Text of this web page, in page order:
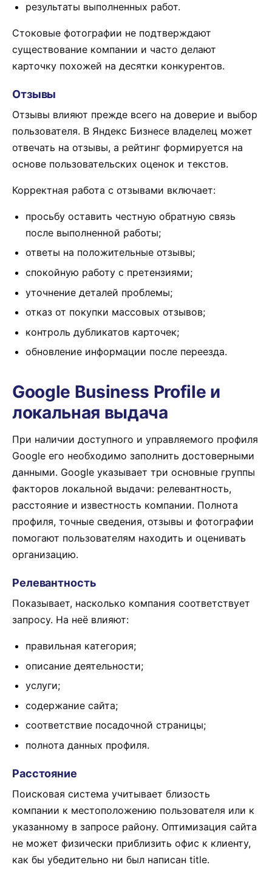
результаты выполненных работ.
Стоковые фотографии не подтверждают
существование компании и часто делают
карточку похожей на десятки конкурентов.
Отзывы
Отзывы влияют прежде всего на доверие и выбор
пользователя. В Яндекс Бизнесе владелец может
отвечать на отзывы, а рейтинг формируется на
основе пользовательских оценок и текстов.
Корректная работа с отзывами включает:
просьбу оставить честную обратную связь
после выполненной работы;
ответы на положительные отзывы;
спокойную работу с претензиями;
уточнение деталей проблемы;
отказ от покупки массовых отзывов;
контроль дубликатов карточек;
обновление информации после переезда.
Google Business Profile и
локальная выдача
При наличии доступного и управляемого профиля
Google его необходимо заполнить достоверными
данными. Google указывает три основные группы
факторов локальной выдачи: релевантность,
расстояние и известность компании. Полнота
профиля, точные сведения, отзывы и фотографии
помогают пользователям находить и оценивать
организацию.
Релевантность
Показывает, насколько компания соответствует
запросу. На неё влияют:
правильная категория;
описание деятельности;
услуги;
содержание сайта;
соответствие посадочной страницы;
полнота данных профиля.
Расстояние
Поисковая система учитывает близость
компании к местоположению пользователя или к
указанному в запросе району. Оптимизация сайта
не может физически приблизить офис к клиенту,
как бы убедительно ни был написан title.